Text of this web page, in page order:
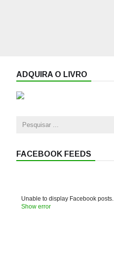
ADQUIRA O LIVRO
FACEBOOK FEEDS
Unable to display Facebook posts.
Show error